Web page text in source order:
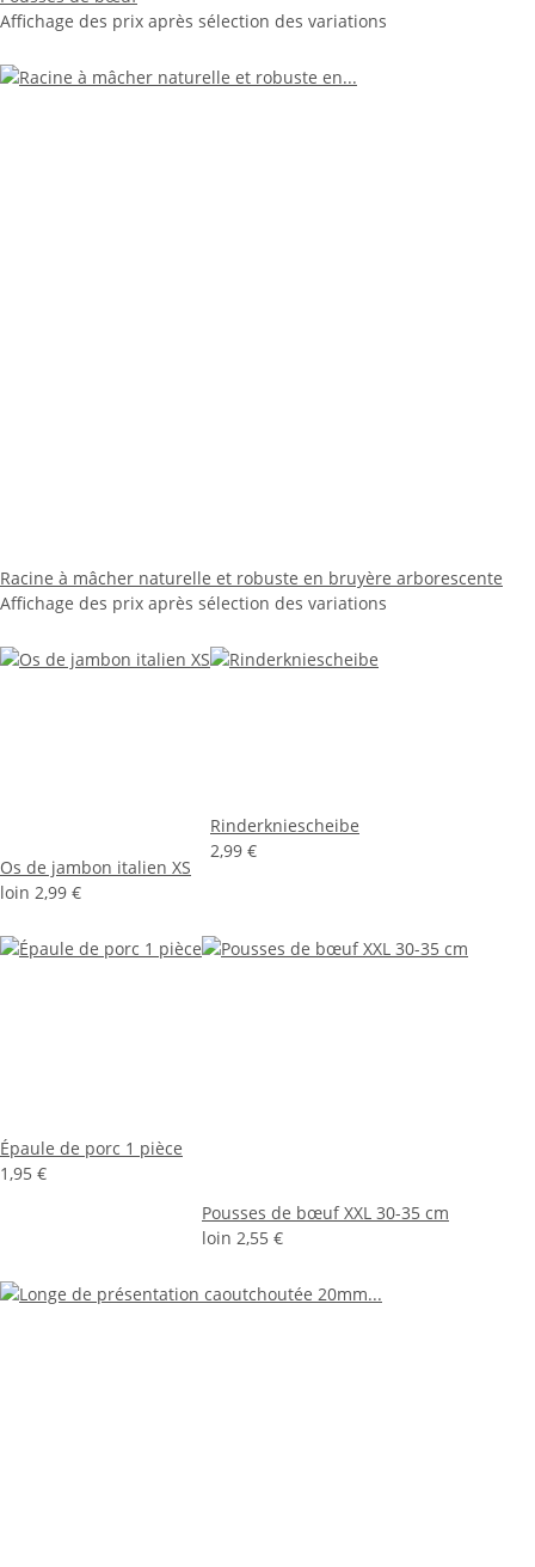
Affichage des prix après sélection des variations
Racine à mâcher naturelle et robuste en bruyère arborescente
Affichage des prix après sélection des variations
Os de jambon italien XS
loin 2,99 €
Rinderkniescheibe
2,99 €
Épaule de porc 1 pièce
1,95 €
Pousses de bœuf XXL 30-35 cm
loin 2,55 €